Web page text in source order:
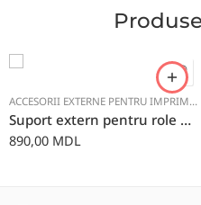
ACCESORII EXTERNE PENTRU IMPRIMANTE
Suport extern pentru role de etichete GoDEX
890,00 MDL